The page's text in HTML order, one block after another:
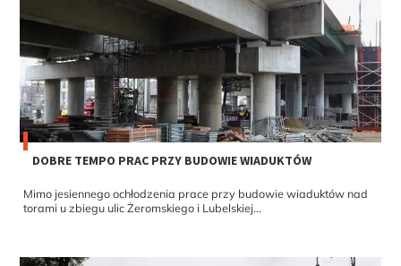
DOBRE TEMPO PRAC PRZY BUDOWIE WIADUKTÓW
Mimo jesiennego ochłodzenia prace przy budowie wiaduktów nad
torami u zbiegu ulic Żeromskiego i Lubelskiej...